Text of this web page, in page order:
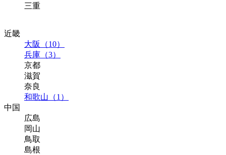
三重
近畿
大阪（10）
兵庫（3）
京都
滋賀
奈良
和歌山（1）
中国
広島
岡山
鳥取
島根